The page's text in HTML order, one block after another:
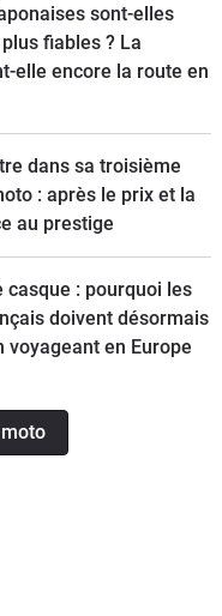
sont-elles
fiables ? La
elle encore la route en
dans sa troisième
: après le prix et la
au prestige
casque : pourquoi les
doivent désormais
voyageant en Europe